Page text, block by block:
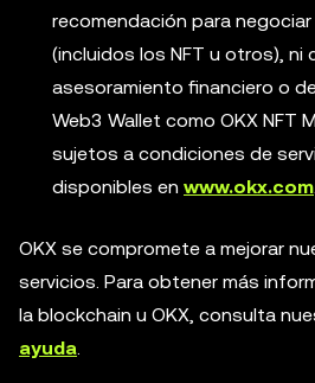
recomendación para
(incluidos los NFT u otros), ni
asesoramiento financiero o
Web3 Wallet como OKX NFT
sujetos a condiciones de
disponibles en www.okx.com.
OKX se compromete a mejorar
servicios. Para obtener más
la blockchain u OKX, consulta
ayuda.